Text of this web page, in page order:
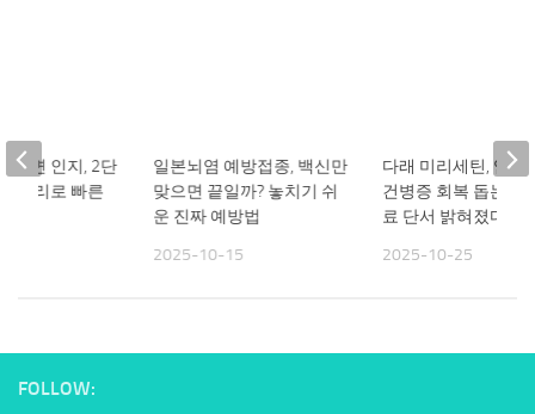
일본뇌염 예방접종, 백신만
맞으면 끝일까? 놓치기 쉬
운 진짜 예방법
2025-10-15
다래 미리세틴, 염증
건병증 회복 돕는 천
료 단서 밝혀졌다
2025-10-25
장면 인지, 2단
처리로 빠른
FOLLOW: